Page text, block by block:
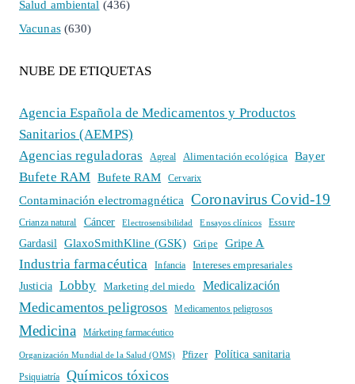
Salud ambiental (436)
Vacunas(630)
NUBE DE ETIQUETAS
Agencia Española de Medicamentos y Productos
Sanitarios (AEMPS)
Agencias reguladoras
Agreal Alimentación ecológica Bayer
Bufete RAM Bufete RAM Cervarix
Contaminación electromagnética Coronavirus Covid-19
Crianza natural Cáncer Electrosensibilidad Ensayos clínicos Essure
Gardasil GlaxoSmithKline (GSK) Gripe Gripe A
Industria farmacéutica Infancia
Intereses empresariales
Justicia
Lobby Marketing del miedo Medicalización
Medicamentos peligrosos Medicamentos peligrosos
Medicina Márketing farmacéutico
Organización Mundial de la Salud (OMS) Pfizer Política sanitaria
Psiquiatría Químicos tóxicos